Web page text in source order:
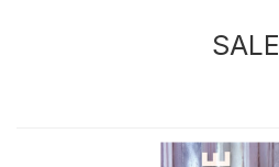
SALE